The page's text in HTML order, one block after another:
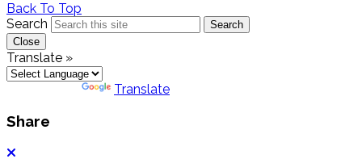
Back To Top
Search
Search
Close
Translate »
Translate
Share